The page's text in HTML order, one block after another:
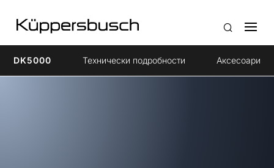
DK5000 Технически подробности Aксесоари